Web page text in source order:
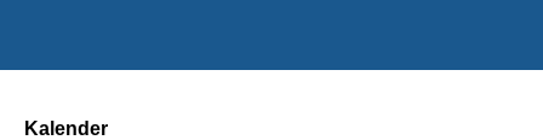
Kalender